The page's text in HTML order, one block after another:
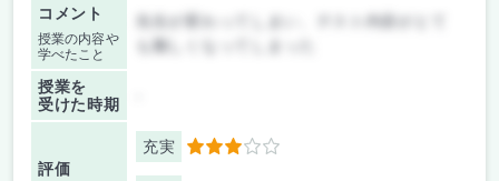
コメント
授業の内容や
学べたこと
授業を
受けた時期
評価
充実 3